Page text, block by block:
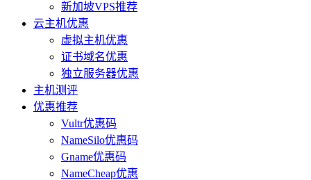
新加坡VPS推荐
云主机优惠
虚拟主机优惠
证书域名优惠
独立服务器优惠
主机测评
优惠推荐
Vultr优惠码
NameSilo优惠码
Gname优惠码
NameCheap优惠